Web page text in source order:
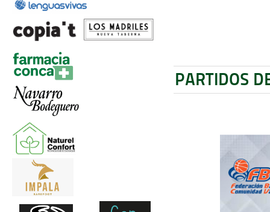
PARTIDOS